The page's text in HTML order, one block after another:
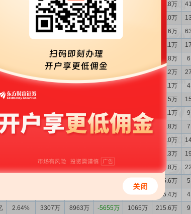
6877万 7670万 -793.7万 515.8万
7620万 7213万 406.8万 475.0万
7842万 8916万 -1074万 476.6万
414.1万
3813万 4693万 -880.3万 405.8万
2.31% 5745万 8357万 -2612万 2134万 420.2万
4979万 6562万 -1583万 403.1万
2.40% 417.5万
2.48% 3077万 1.36亿 -1.05亿 1995万 407.1万
2.48% 4591万 5172万 -580.2万 2058万 402.8万
412.0万
415.3万
-3503万 425.8万
1085万 215.6万
1081万 215.4万
2.64% 3307万 8963万 -5655万 1065万 215.6万